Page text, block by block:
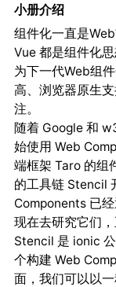
小册介绍
组件化一直是
Vue 都是组件化
为下一代Web组
高、浏览器原生
注。
随着 Google 和
始使用 Web
端框架 Taro 的组
的工具链 Stencil
Components 已
现在去研究它们，
Stencil 是 ionic
个构建 Web
面，我们可以以